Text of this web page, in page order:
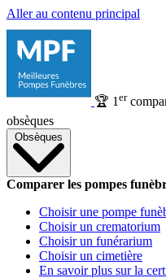
Aller au contenu principal
🏆 1 er
obsèques
Obsèques
Comparer les pompes
Choisir une pompe
Choisir un crematorium
Choisir un funérarium
Choisir un cimetière
En savoir plus sur la